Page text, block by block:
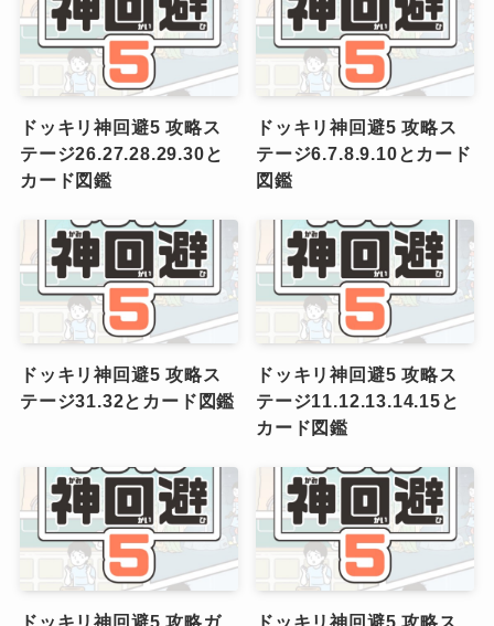
関連記事
テージ26.27.28.29.30と
カード図鑑
ドッキリ神回避5 攻略ス
テージ6.7.8.9.10とカード
図鑑